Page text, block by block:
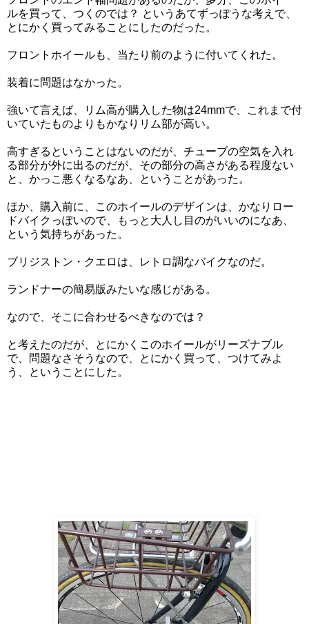
ルを買って、つくのでは？ というあてずっぽうな考えで、
とにかく買ってみることにしたのだった。
フロントホイールも、当たり前のように付いてくれた。
装着に問題はなかった。
強いて言えば、リム高が購入した物は24mmで、これまで付
いていたものよりもかなりリム部が高い。
高すぎるということはないのだが、チューブの空気を入れ
る部分が外に出るのだが、その部分の高さがある程度ない
と、かっこ悪くなるなあ、ということがあった。
ほか、購入前に、このホイールのデザインは、かなりロー
ドバイクっぽいので、もっと大人し目のがいいのになあ、
という気持ちがあった。
ブリジストン・クエロは、レトロ調なバイクなのだ。
ランドナーの簡易版みたいな感じがある。
なので、そこに合わせるべきなのでは？
と考えたのだが、とにかくこのホイールがリーズナブル
で、問題なさそうなので、とにかく買って、つけてみよ
う、ということにした。